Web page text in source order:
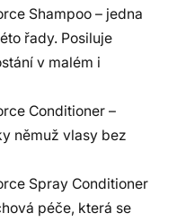
Shampoo – jedna
řady. Posiluje
v malém i
Conditioner –
němuž vlasy bez
Spray Conditioner
péče, která se